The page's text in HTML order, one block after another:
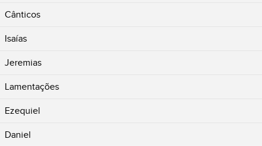
Cânticos
Isaías
Jeremias
Lamentações
Ezequiel
Daniel